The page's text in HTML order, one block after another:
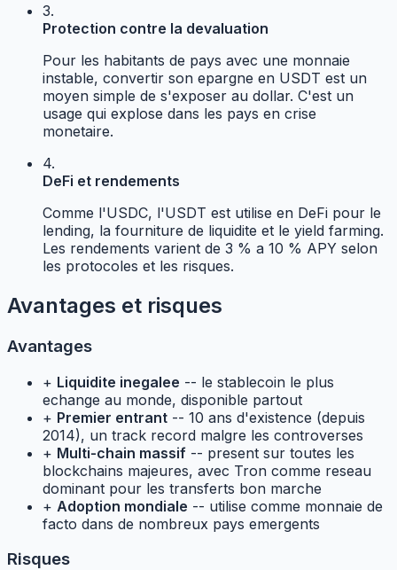
3.
Protection contre la devaluation
Pour les habitants de pays avec une monnaie
instable, convertir son epargne en USDT est un
moyen simple de s'exposer au dollar. C'est un
usage qui explose dans les pays en crise
monetaire.
4.
DeFi et rendements
Comme l'USDC, l'USDT est utilise en DeFi pour le
lending, la fourniture de liquidite et le yield farming.
Les rendements varient de 3 % a 10 % APY selon
les protocoles et les risques.
Avantages et risques
Avantages
+ Liquidite inegalee -- le stablecoin le plus
echange au monde, disponible partout
+ Premier entrant -- 10 ans d'existence (depuis
2014), un track record malgre les controverses
+ Multi-chain massif -- present sur toutes les
blockchains majeures, avec Tron comme reseau
dominant pour les transferts bon marche
+ Adoption mondiale -- utilise comme monnaie de
facto dans de nombreux pays emergents
Risques